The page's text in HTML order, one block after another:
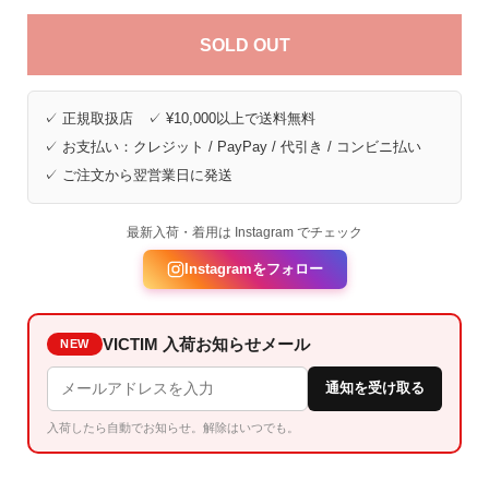
SOLD OUT
✓ 正規取扱店 ✓ ¥10,000以上で送料無料
✓ お支払い：クレジット / PayPay / 代引き / コンビニ払い
✓ ご注文から翌営業日に発送
最新入荷・着用は Instagram でチェック
Instagramをフォロー
NEW VICTIM 入荷お知らせメール
通知を受け取る
入荷したら自動でお知らせ。解除はいつでも。